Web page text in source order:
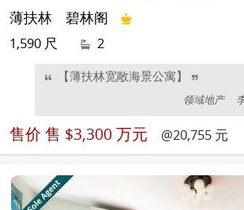
薄扶林 碧林阁
1,590 尺 2
【薄扶林宽敞海景公寓】
领域地产
售价 售 $3,300 万元 @20,755 元